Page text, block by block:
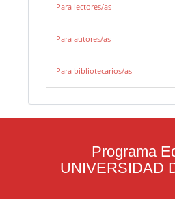
Para lectores/as
Para autores/as
Para bibliotecarios/as
Programa
UNIVERSIDAD